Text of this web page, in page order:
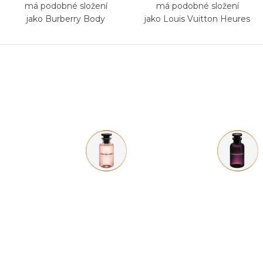
má podobné složení
jako Burberry Body
má podobné složení
jako Louis Vuitton Heures